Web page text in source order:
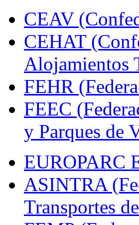
CEAV
CEHAT
Alojamientos
FEHR
FEEC
y Parques de
EUROPARC
ASINTRA
Transportes